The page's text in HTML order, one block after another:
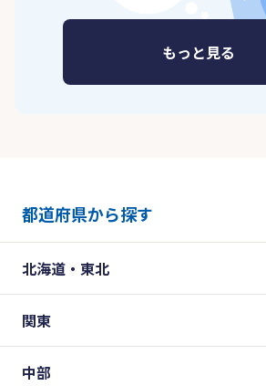
もっと見る
都道府県から探す
北海道・東北
関東
中部